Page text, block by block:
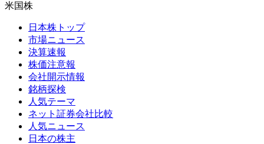
米国株
日本株トップ
市場ニュース
決算速報
株価注意報
会社開示情報
銘柄探検
人気テーマ
ネット証券会社比較
人気ニュース
日本の株主